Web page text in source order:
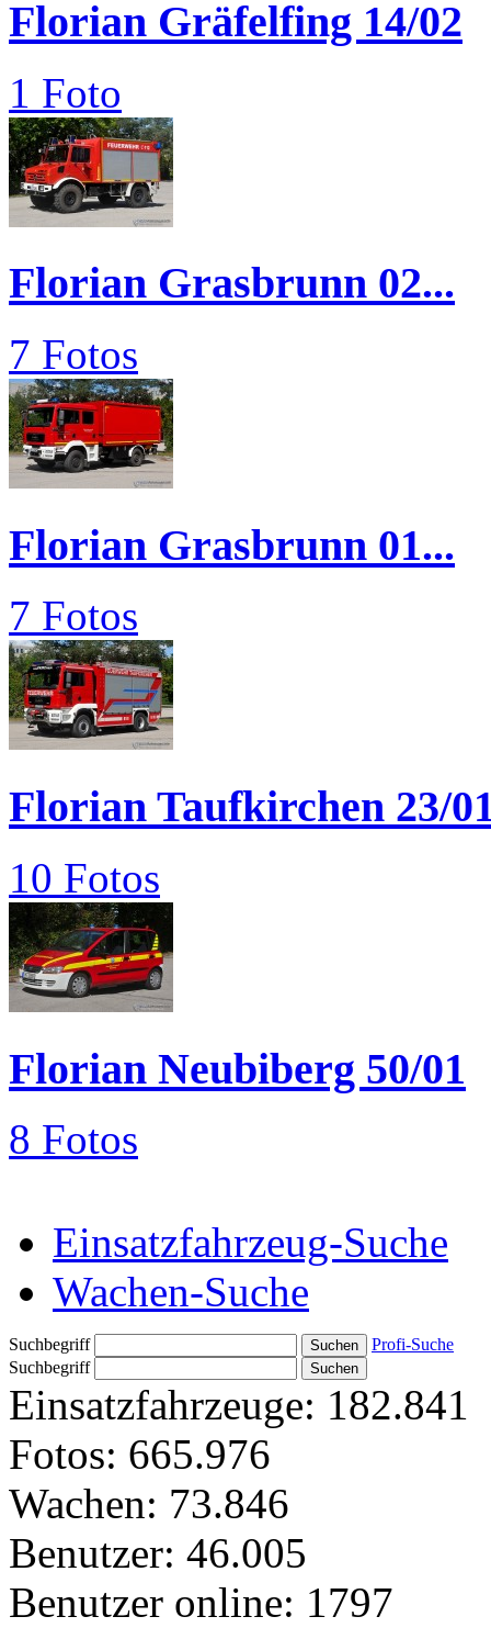
Florian Gräfelfing 14/02
1 Foto
Florian Grasbrunn 02...
7 Fotos
Florian Grasbrunn 01...
7 Fotos
Florian Taufkirchen 23/
10 Fotos
Florian Neubiberg 50/01
8 Fotos
Einsatzfahrzeug-Suche
Wachen-Suche
Suchbegriff
Profi-Suche
Suchbegriff
Einsatzfahrzeuge: 182.841
Fotos: 665.976
Wachen: 73.846
Benutzer: 46.005
Benutzer online: 1797